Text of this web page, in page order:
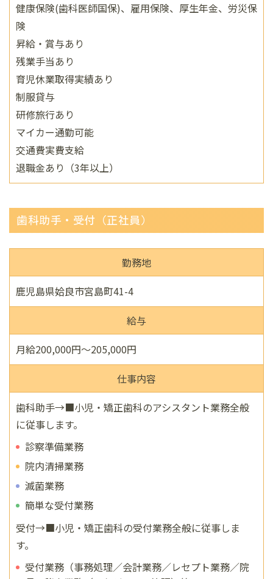
健康保険(歯科医師国保)、雇用保険、厚生年金、労災保
険
昇給・賞与あり
残業手当あり
育児休業取得実績あり
制服貸与
研修旅行あり
マイカー通勤可能
交通費実費支給
退職金あり（3年以上）
歯科助手・受付（正社員）
勤務地
鹿児島県姶良市宮島町41-4
給与
月給200,000円〜205,000円
仕事内容
歯科助手→■小児・矯正歯科のアシスタント業務全般
に従事します。
診察準備業務
院内清掃業務
滅菌業務
簡単な受付業務
受付→■小児・矯正歯科の受付業務全般に従事しま
す。
受付業務（事務処理／会計業務／レセプト業務／院